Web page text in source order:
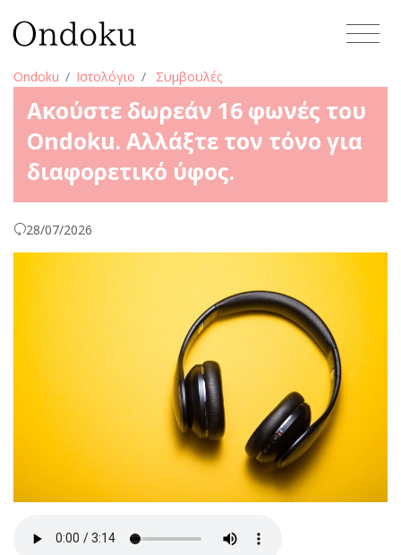
Ondoku Ιστολόγιο Συμβουλές
Ακούστε δωρεάν 16 φωνές του
Ondoku. Αλλάξτε τον τόνο για
διαφορετικό ύφος.
28/07/2026